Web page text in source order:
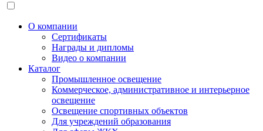
О компании
Сертификаты
Награды и дипломы
Видео о компании
Каталог
Промышленное освещение
Коммерческое, административное и интерьерное
освещение
Освещение спортивных объектов
Для учреждений образования